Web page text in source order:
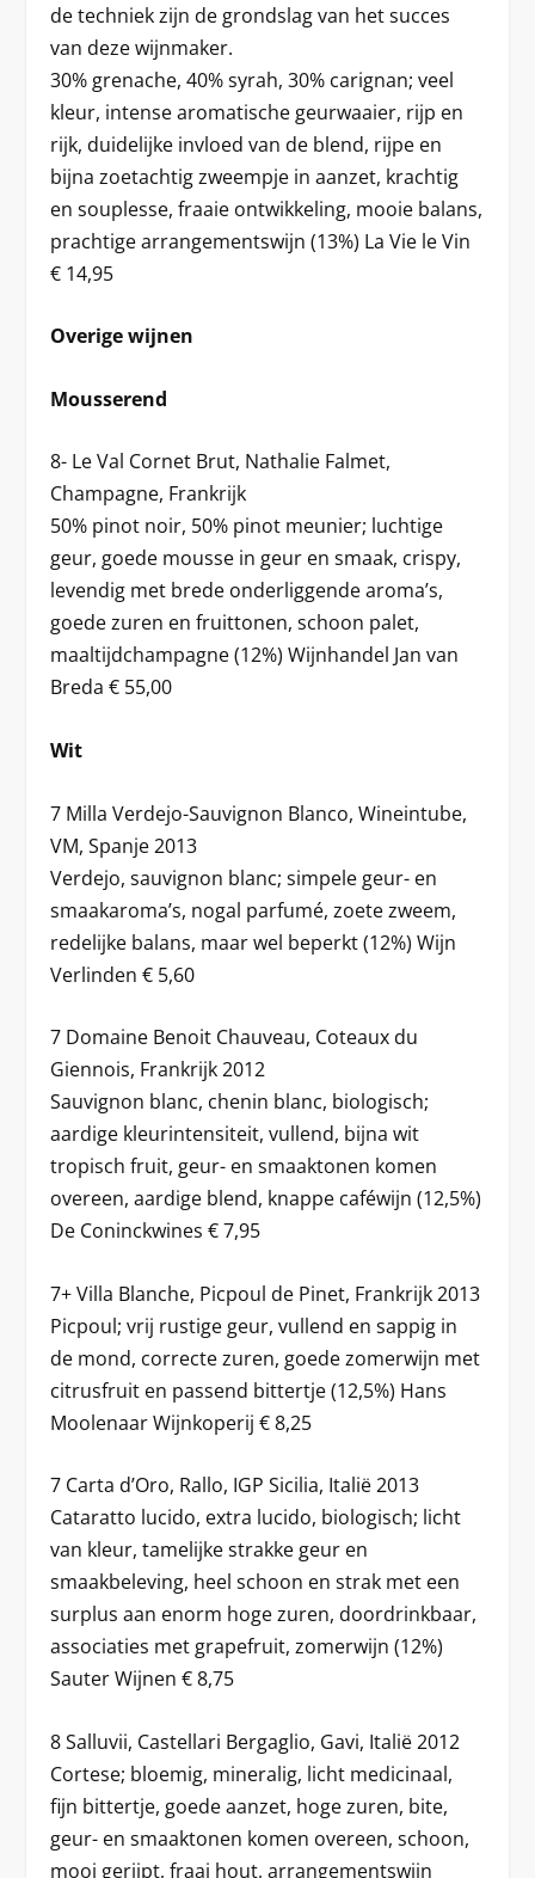
de techniek zijn de grondslag van het succes
van deze wijnmaker.
30% grenache, 40% syrah, 30% carignan; veel
kleur, intense aromatische geurwaaier, rijp en
rijk, duidelijke invloed van de blend, rijpe en
bijna zoetachtig zweempje in aanzet, krachtig
en souplesse, fraaie ontwikkeling, mooie balans,
prachtige arrangementswijn (13%) La Vie le Vin
€ 14,95
Overige wijnen
Mousserend
8- Le Val Cornet Brut, Nathalie Falmet,
Champagne, Frankrijk
50% pinot noir, 50% pinot meunier; luchtige
geur, goede mousse in geur en smaak, crispy,
levendig met brede onderliggende aroma’s,
goede zuren en fruittonen, schoon palet,
maaltijdchampagne (12%) Wijnhandel Jan van
Breda € 55,00
Wit
7 Milla Verdejo-Sauvignon Blanco, Wineintube,
VM, Spanje 2013
Verdejo, sauvignon blanc; simpele geur- en
smaakaroma’s, nogal parfumé, zoete zweem,
redelijke balans, maar wel beperkt (12%) Wijn
Verlinden € 5,60
7 Domaine Benoit Chauveau, Coteaux du
Giennois, Frankrijk 2012
Sauvignon blanc, chenin blanc, biologisch;
aardige kleurintensiteit, vullend, bijna wit
tropisch fruit, geur- en smaaktonen komen
overeen, aardige blend, knappe caféwijn (12,5%)
De Coninckwines € 7,95
7+ Villa Blanche, Picpoul de Pinet, Frankrijk 2013
Picpoul; vrij rustige geur, vullend en sappig in
de mond, correcte zuren, goede zomerwijn met
citrusfruit en passend bittertje (12,5%) Hans
Moolenaar Wijnkoperij € 8,25
7 Carta d’Oro, Rallo, IGP Sicilia, Italië 2013
Cataratto lucido, extra lucido, biologisch; licht
van kleur, tamelijke strakke geur en
smaakbeleving, heel schoon en strak met een
surplus aan enorm hoge zuren, doordrinkbaar,
associaties met grapefruit, zomerwijn (12%)
Sauter Wijnen € 8,75
8 Salluvii, Castellari Bergaglio, Gavi, Italië 2012
Cortese; bloemig, mineralig, licht medicinaal,
fijn bittertje, goede aanzet, hoge zuren, bite,
geur- en smaaktonen komen overeen, schoon,
mooi gerijpt, fraai hout, arrangementswijn